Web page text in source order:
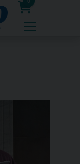
0
prodotti